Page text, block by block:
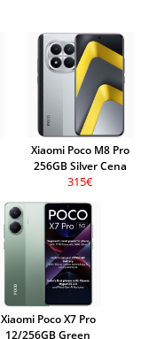
Xiaomi Poco M8 Pro
256GB Silver Cena
315€
Xiaomi Poco X7 Pro
12/256GB Green